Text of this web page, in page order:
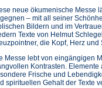
neue ökumenische Messe
– mit all seiner
Bildern und im
Texte von Helmut
die Kopf, Herz
Messe lebt von eingängigen
Kontrasten.
Frische und
spirituellen Gehalt der Texte